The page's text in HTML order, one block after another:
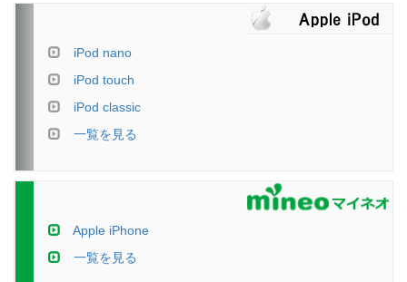
iPod nano
iPod touch
iPod classic
一覧を見る
Apple iPhone
一覧を見る